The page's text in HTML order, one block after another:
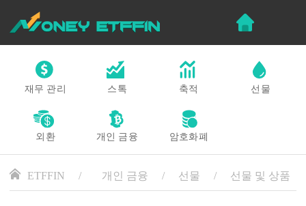
재무 관리 스톡 축적 선물
외환 개인 금융 암호화폐
ETFFIN 개인 금융 선물 선물 및 상품